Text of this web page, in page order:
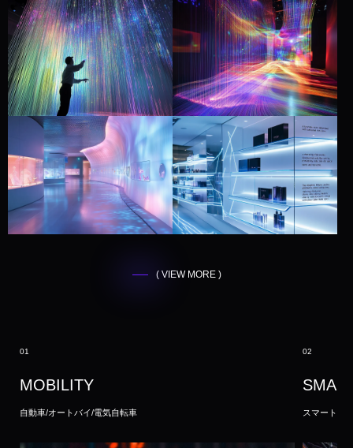
( VIEW MORE )
01
MOBILITY
自動車/オートバイ/電気自転車
02
スマートフ